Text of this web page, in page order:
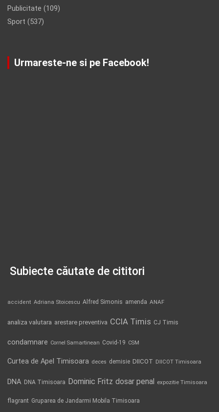
Publicitate (109)
Sport (537)
Urmareste-ne si pe Facebook!
Subiecte căutate de cititori
accident Adriana Stoicescu Alfred Simonis amenda ANAF
analiza valutara arestare preventiva CCIA Timis CJ Timis
condamnare Cornel Samartinean Covid-19 CSM
Curtea de Apel Timisoara deces demisie DIICOT DIICOT Timisoara
DNA DNA Timisoara Dominic Fritz dosar penal expozitie Timisoara
flagrant Gruparea de Jandarmi Mobila Timisoara